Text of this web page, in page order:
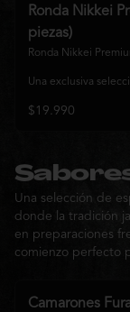
y sabor, ideal para
Ronda Nikkei
piezas)
Ronda Nikkei
Una exclusiva
elaborados con
pensada para
esencia de
bocado.
$19.990
Una selección de
donde la tradición
en preparaciones
comienzo perfecto
Camarones